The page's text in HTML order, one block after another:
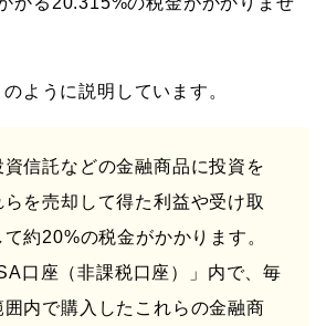
ように説明しています。
信託などの金融商品に投資を
らを売却して得た利益や受け取
約20%の税金がかかります。
口座（非課税口座）」内で、毎
内で購入したこれらの金融商